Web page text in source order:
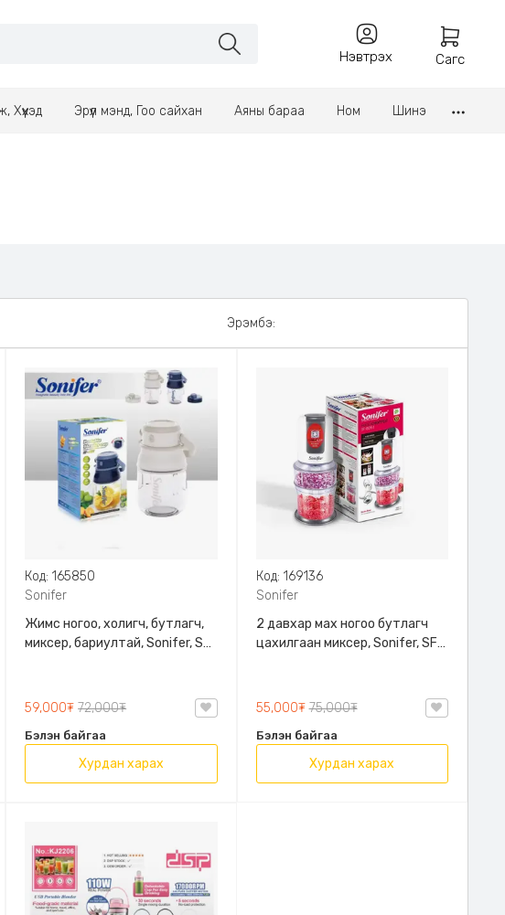
Нэвтрэх Сагс
Хүүхэд Эрүүл мэнд, Гоо сайхан Аяны бараа Ном Шинэ
Эрэмбэ:
Код: 165850
Sonifer
Жимс ногоо, холигч, бутлагч,
миксер, бариултай, Sonifer, SF-
59,000₮72,000₮
Бэлэн байгаа
Хурдан харах
Код: 169136
Sonifer
2 давхар мах ногоо бутлагч
цахилгаан миксер, Sonifer, SF-
2 төрлийн тохиргоотой, 4
55,000₮75,000₮
Бэлэн байгаа
Хурдан харах